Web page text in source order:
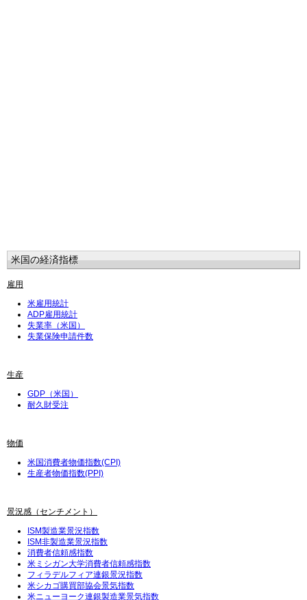
米国の経済指標
雇用
米雇用統計
ADP雇用統計
失業率（米国）
失業保険申請件数
生産
GDP（米国）
耐久財受注
物価
米国消費者物価指数(CPI)
生産者物価指数(PPI)
景況感（センチメント）
ISM製造業景況指数
ISM非製造業景況指数
消費者信頼感指数
米ミシガン大学消費者信頼感指数
フィラデルフィア連銀景況指数
米シカゴ購買部協会景気指数
米ニューヨーク連銀製造業景気指数